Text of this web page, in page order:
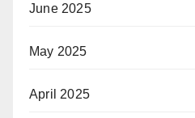
June 2025
May 2025
April 2025